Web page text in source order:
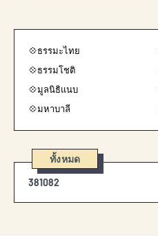
💠ธรรมะไทย
💠ธรรมโชติ
💠มูลนิธิแนบ
💠มหาบาลี
ทั้งหมด
381082